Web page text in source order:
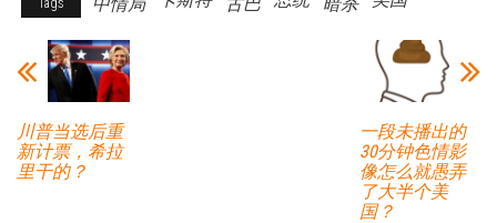
Tags
川普当选后重
新计票，希拉
里干的？
一段未播出的
30分钟色情影
像怎么就愚弄
了大半个美
国？